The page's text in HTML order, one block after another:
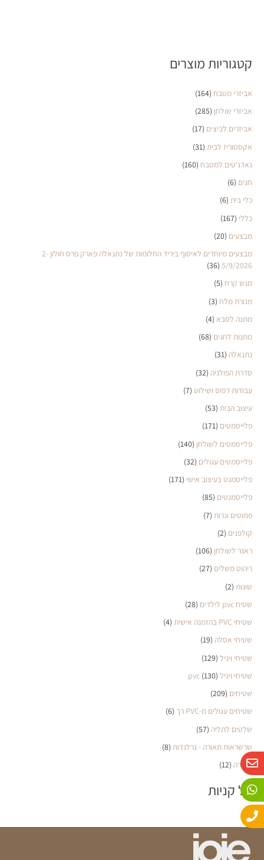
קטגוריות מוצרים
אביזרי מטבח (164)
אביזרי שולחן (285)
אביזרים לביצים (17)
אקססוריז לבית (31)
גאדג'טים למטבח (160)
חגים (6)
כלי בית (6)
כללי (167)
מבצעים (20)
מבצעים מיוחדים לאיסוף ביריד החלומות של נתנאלה פארק פרס חולון 2-
5/9/2026
(36)
מגש קרח (5)
מנורת מלח (3)
מתנה לסבא (4)
מתנות לחגים (68)
נתנאלה (31)
סדרת הפולניה (32)
עבודות דפוס ושילוט (7)
עיצוב הבית (53)
פלייסמטים (171)
פלייסמטים לשולחן (140)
פלייסמטים עגולים (32)
פלייסמנט בעיצוב אישי (171)
פלייסמנטים (85)
פמוטים ונרות (7)
קולפנים (2)
ראנר לשולחן (106)
ריהוט משלים (27)
שונות (2)
שטיח pvc לילדים
(28)
שטיחי PVC בהזמנה אישית
(4)
שטיחי אסלה (19)
שטיחי ויניל (129)
שטיחי ויניל pvc (130)
שטיחים (209)
שטיחים עגולים מ-PVC רך
(6)
שלטים לתליה (57)
שרשראות תאורה - גרלנדות (8)
תאורה (12)
סל קניות
E
n
v
e
l
o
p
W
h
a
t
s
a
p
P
h
o
n
e